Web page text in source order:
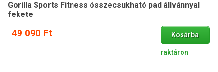
Gorilla Sports Fitness összecsukható pad állvánnyal
fekete
49 090 Ft Kosárba
raktáron